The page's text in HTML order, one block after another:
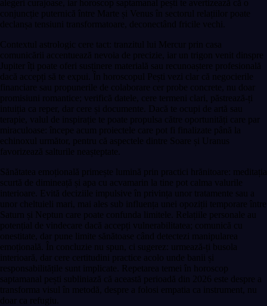
alegeri curajoase, iar horoscop saptamanal pești te avertizează că o
conjuncție puternică între Marte și Venus în sectorul relațiilor poate
declanșa tensiuni transformatoare, deconectând fricile vechi.
Contextul astrologic cere tact: tranzitul lui Mercur prin casa
comunicării accentuează nevoia de precizie, iar un trigon venit dinspre
Jupiter îți poate oferi susținere materială sau recunoaștere profesională
dacă accepți să te expui. În horoscopul Pești vezi clar că negocierile
financiare sau propunerile de colaborare cer probe concrete, nu doar
promisiuni romantice; verifică datele, cere termeni clari, păstrează-ți
intuiția ca reper, dar cere și documente. Dacă te ocupi de artă sau
terapie, valul de inspirație te poate propulsa către oportunități care par
miraculoase: începe acum proiectele care pot fi finalizate până la
echinoxul următor, pentru că aspectele dintre Soare și Uranus
favorizează salturile neașteptate.
Sănătatea emoțională primește lumină prin practici hrănitoare: meditația
scurtă de dimineață și apa cu acvamarin la tine pot calma valurile
interioare. Evită deciziile impulsive în privința unor tratamente sau a
unor cheltuieli mari, mai ales sub influența unei opoziții temporare între
Saturn și Neptun care poate confunda limitele. Relațiile personale au
potențial de vindecare dacă accepți vulnerabilitatea; comunică cu
onestitate, dar pune limite sănătoase când detectezi manipularea
emoțională. În concluzie nu spun, ci sugerez: urmează-ți busola
interioară, dar cere certitudini practice acolo unde banii și
responsabilitățile sunt implicate. Repetarea temei în horoscop
saptamanal pești subliniază că această perioadă din 2026 este despre a
transforma visul în metodă, despre a folosi empatia ca instrument, nu
doar ca refugiu.